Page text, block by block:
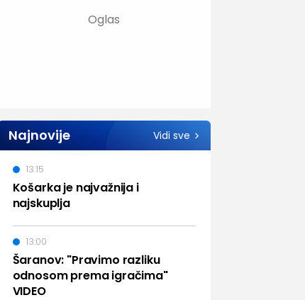
Najnovije Vidi sve
Košarka je najvažnija i
najskuplja
13:15
Šaranov: "Pravimo razliku
odnosom prema igračima"
VIDEO
13:00